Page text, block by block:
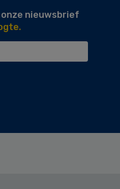
nieuwsbrief